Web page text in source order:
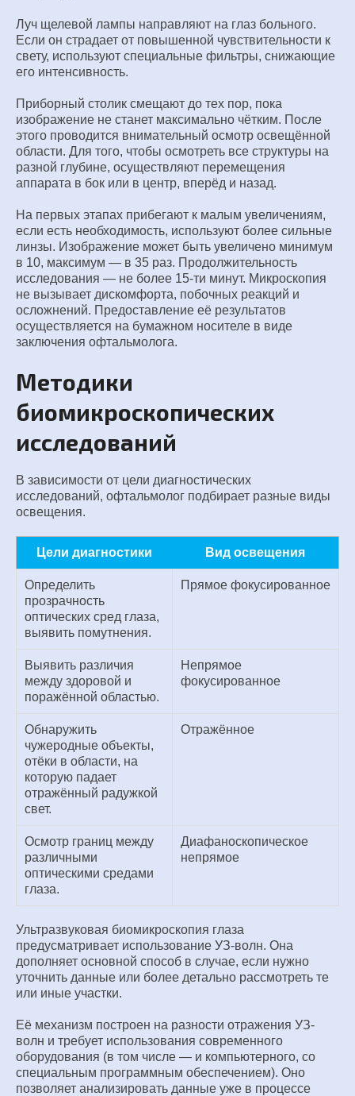
Луч щелевой лампы направляют на глаз больного.
Если он страдает от повышенной чувствительности к
свету, используют специальные фильтры, снижающие
его интенсивность.
Приборный столик смещают до тех пор, пока
изображение не станет максимально чётким. После
этого проводится внимательный осмотр освещённой
области. Для того, чтобы осмотреть все структуры на
разной глубине, осуществляют перемещения
аппарата в бок или в центр, вперёд и назад.
На первых этапах прибегают к малым увеличениям,
если есть необходимость, используют более сильные
линзы. Изображение может быть увеличено минимум
в 10, максимум — в 35 раз. Продолжительность
исследования — не более 15-ти минут. Микроскопия
не вызывает дискомфорта, побочных реакций и
осложнений. Предоставление её результатов
осуществляется на бумажном носителе в виде
заключения офтальмолога.
Методики
биомикроскопических
исследований
В зависимости от цели диагностических
исследований, офтальмолог подбирает разные виды
освещения.
Цели диагностики Вид освещения
Определить
прозрачность
оптических сред глаза,
выявить помутнения.
Прямое фокусированное
Выявить различия
между здоровой и
поражённой областью.
Непрямое
фокусированное
Обнаружить
чужеродные объекты,
отёки в области, на
которую падает
отражённый радужкой
свет.
Отражённое
Осмотр границ между
различными
оптическими средами
глаза.
Диафаноскопическое
непрямое
Ультразвуковая биомикроскопия глаза
предусматривает использование УЗ-волн. Она
дополняет основной способ в случае, если нужно
уточнить данные или более детально рассмотреть те
или иные участки.
Её механизм построен на разности отражения УЗ-
волн и требует использования современного
оборудования (в том числе — и компьютерного, со
специальным программным обеспечением). Оно
позволяет анализировать данные уже в процессе